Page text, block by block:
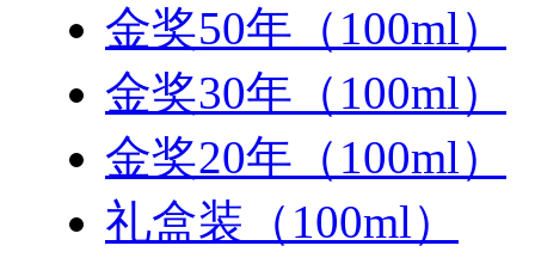
金奖50年（100ml）
金奖30年（100ml）
金奖20年（100ml）
礼盒装（100ml）